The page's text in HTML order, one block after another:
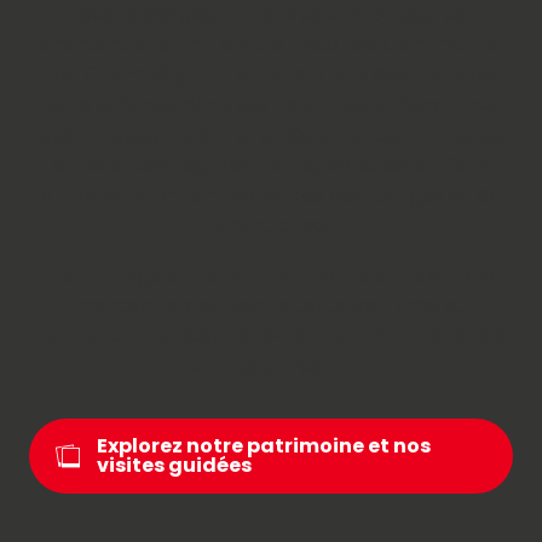
Explorez notre patrimoine et nos
visites guidées